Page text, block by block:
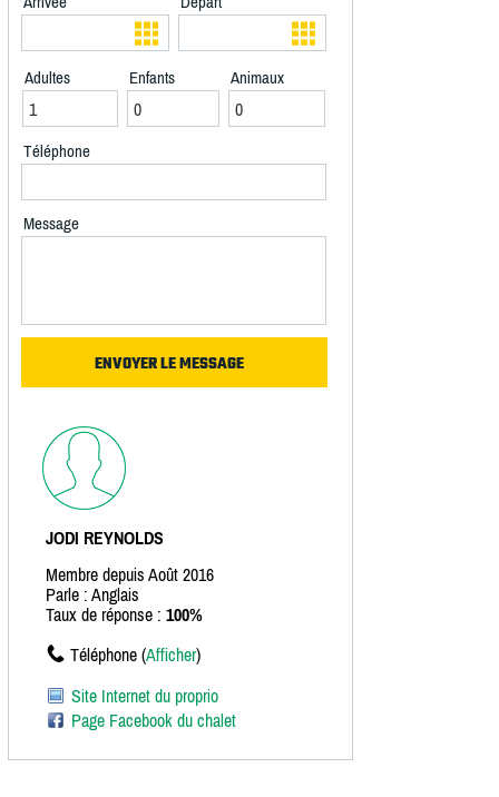
Adultes Enfants Animaux
Téléphone
Message
JODI REYNOLDS
Membre depuis Août 2016
Parle : Anglais
Taux de réponse : 100%
Téléphone (Afficher)
Site Internet du proprio
Page Facebook du chalet